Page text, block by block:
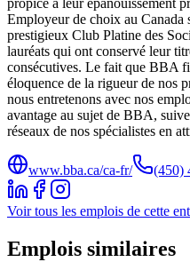
propice à leur épanouissement
Employeur de choix au
prestigieux Club Platine des
lauréats qui ont conservé leur
consécutives. Le fait que BBA
éloquence de la rigueur de nos
nous entretenons avec nos
avantage au sujet de BBA,
réseaux de nos spécialistes en
www.bba.ca/ca-fr/ (450)
Voir tous les emplois de cette
Emplois similaires